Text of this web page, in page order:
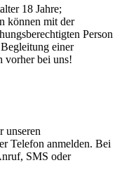
18 Jahre;
können mit der
Person
einer
vorher bei uns!
unseren
Telefon anmelden. Bei
SMS oder